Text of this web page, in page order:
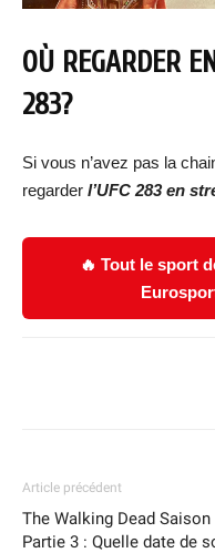
OÙ REGARDER
283?
Si vous n’avez pas la
regarder l’UFC 283 en
🔥 Tout le sport
Article précédent
The Walking Dead Saison
Partie 3 : Quelle date de